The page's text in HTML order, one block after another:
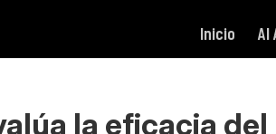
Inicio AI
la eficacia del